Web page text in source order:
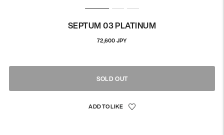
SEPTUM 03 PLATINUM
72,600 JPY通
格
SOLD OUT